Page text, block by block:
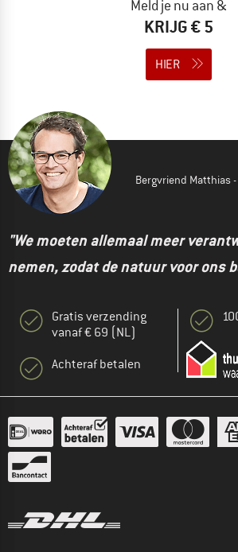
Meld je nu aan &
KRIJG € 5
HIER
Bergvriend Matthias
"We moeten allemaal meer
nemen, zodat de natuur voor ons
Gratis verzending
vanaf € 69 (NL)
Achteraf betalen